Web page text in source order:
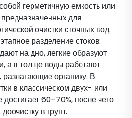
герметичную емкость или
для
очистки сточных вод.
разделение стоков:
на дно, легкие образуют
а в толще воды работают
органику. В
в классическом двух- или
60–70%, после чего
в грунт.